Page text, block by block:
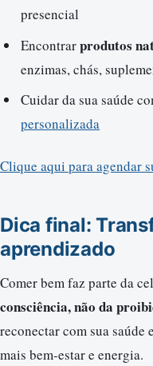
presencial
Encontrarprodutos
enzimas, chás,
Cuidar da sua saúde
personalizada
Clique aqui para agendar
Dica final:
aprendizado
Comer bem faz parte da
consciência, não da
reconectar com sua saúde
mais bem-estar e energia.